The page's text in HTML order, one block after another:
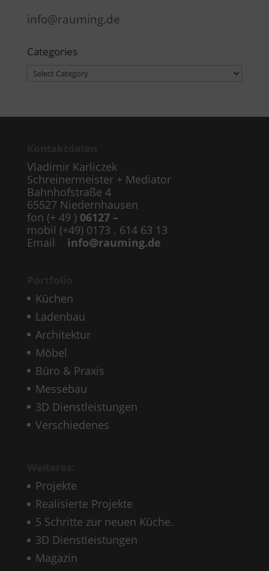
info@rauming.de
Categories
Categories
Vladimir Karliczek
Schreinermeister + Mediator
Bahnhofstraße 4
65527 Niedernhausen
fon (+ 49 ) 06127 –
mobil (+49) 0173 . 614 63 13
Email info@rauming.de
Küchen
Ladenbau
Architektur
Möbel
Büro & Praxis
Messebau
3D Dienstleistungen
Verschiedenes
Projekte
Realisierte Projekte
5 Schritte zur neuen Küche.
3D Dienstleistungen
Magazin